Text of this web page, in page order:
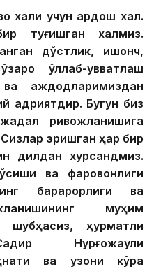
халқи учун қардош халқ.
туғишган халқмиз.
дўстлик, ишонч,
қўллаб-қувватлаш
аждодларимиздан
қадриятдир. Бугун биз
ривожланишига
Сизлар эришган ҳар бир
дилдан хурсандмиз.
ва фаровонлиги
барқарорлиги ва
муҳим
шубҳасиз, ҳурматли
Нурғожаули
ва узоқни кўра